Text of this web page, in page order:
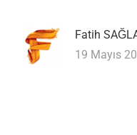
Fatih
19 Mayıs